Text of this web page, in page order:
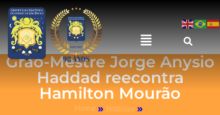
Grão-Mestre Jorge Anysio
Haddad reecontra
Hamilton Mourão
Home » Notícias »